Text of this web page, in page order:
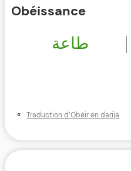
Obéissance
طاعة
« Traduction d’Obéir en darija